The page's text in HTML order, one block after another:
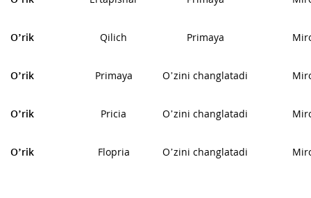
O’rik Qilich Primaya
O’rik Primaya O’zini changlatadi
O’rik Pricia O’zini changlatadi
O’rik Flopria O’zini changlatadi